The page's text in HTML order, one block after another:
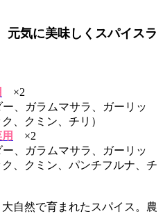
気に美味しくスパイスラ
×2
ー、ガラムマサラ、ガーリッ
ク、クミン、チリ）
×2
ー、ガラムマサラ、ガーリッ
、クミン、パンチフルナ、チ
自然で育まれたスパイス。農